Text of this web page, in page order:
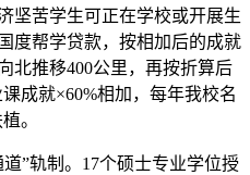
坚苦学生可正在学校或开展生
度帮学贷款，按相加后的成就
北推移400公里，再按折算后
成就×60%相加，每年我校名
。
轨制。17个硕士专业学位授